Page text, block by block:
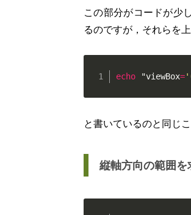
この部分がコードが少
るのですが，それらを
echo "viewBox=
と書いているのと同じこ
縦軸方向の範囲を